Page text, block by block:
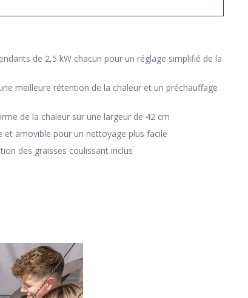
de 2,5 kW chacun pour un réglage simplifié de la
meilleure rétention de la chaleur et un préchauffage
de la chaleur sur une largeur de 42 cm
et amovible pour un nettoyage plus facile
des graisses coulissant inclus